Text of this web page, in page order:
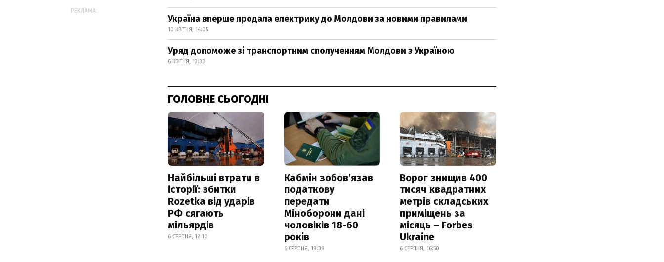
Україна вперше продала електрику до Молдови за новими правилами
10 КВІТНЯ, 14:05
Уряд допоможе зі транспортним сполученням Молдови з Україною
6 КВІТНЯ, 13:33
ГОЛОВНЕ СЬОГОДНІ
Найбільші втрати в
історії: збитки
Rozetka від ударів
РФ сягають
мільярдів
6 СЕРПНЯ, 12:10
Кабмін зобовʼязав
податкову
передати
Міноборони дані
чоловіків 18-60
років
6 СЕРПНЯ, 19:39
Ворог знищив 400
тисяч квадратних
метрів складських
приміщень за
місяць – Forbes
Ukraine
6 СЕРПНЯ, 16:50
РЕКЛАМА: